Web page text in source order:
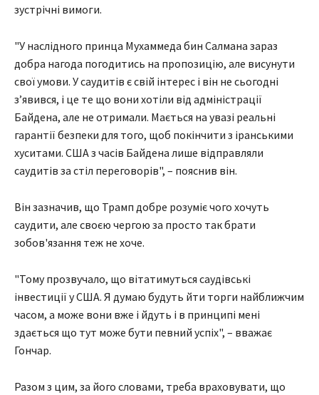
зустрічні вимоги.
"У наслідного принца Мухаммеда бин Салмана зараз
добра нагода погодитись на пропозицію, але висунути
свої умови. У саудитів є свій інтерес і він не сьогодні
з’явився, і це те що вони хотіли від адміністрації
Байдена, але не отримали. Мається на увазі реальні
гарантії безпеки для того, щоб покінчити з іранськими
хуситами. США з часів Байдена лише відправляли
саудитів за стіл переговорів", – пояснив він.
Він зазначив, що Трамп добре розуміє чого хочуть
саудити, але своєю чергою за просто так брати
зобов'язання теж не хоче.
"Тому прозвучало, що вітатимуться саудівські
інвестиції у США. Я думаю будуть йти торги найближчим
часом, а може вони вже і йдуть і в принципі мені
здається що тут може бути певний успіх", – вважає
Гончар.
Разом з цим, за його словами, треба враховувати, що